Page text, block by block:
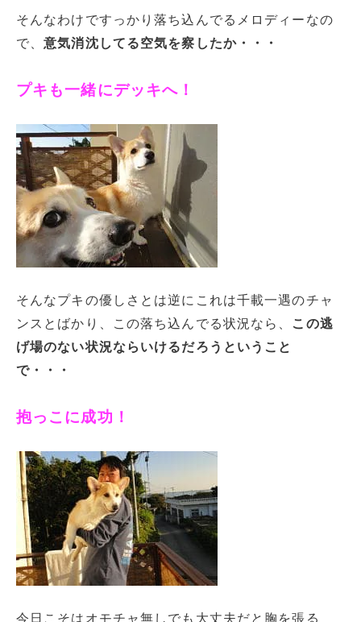
そんなわけですっかり落ち込んでるメロディーなの
で、意気消沈してる空気を察したか・・・
プキも一緒にデッキへ！
そんなプキの優しさとは逆にこれは千載一遇のチャ
ンスとばかり、この落ち込んでる状況なら、 この逃
げ場のない状況ならいけるだろうということ
で・・・
抱っこに成功！
今日こそはオモチャ無しでも大丈夫だと胸を張る